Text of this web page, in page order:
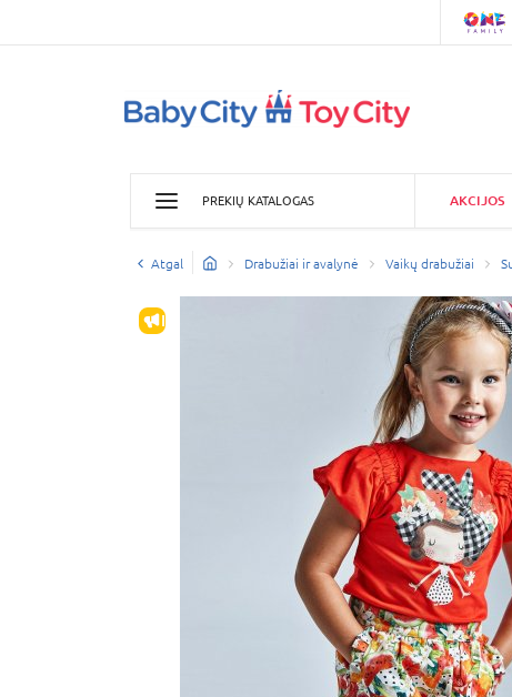
PREKIŲ KATALOGAS AKCIJOS
Atgal Drabužiai ir avalynė Vaikų drabužiai
IŠPARDAVIMAS